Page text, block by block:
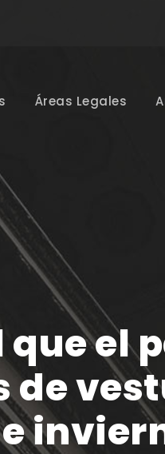
Áreas Legales
el